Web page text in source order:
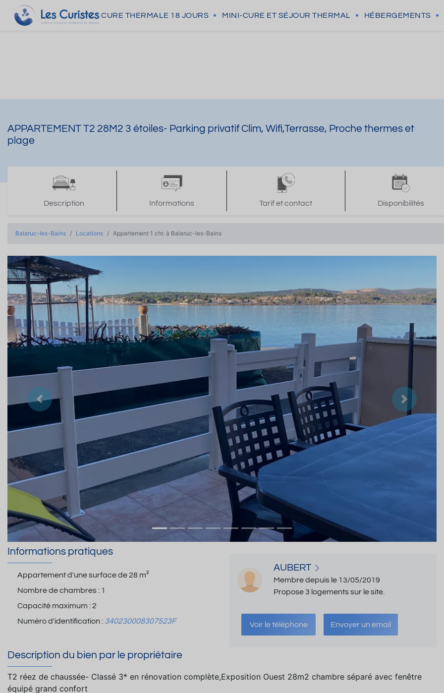
CURE THERMALE 18 JOURS MINI-CURE ET SÉJOUR THERMAL HÉBERGEMENTS
APPARTEMENT T2 28M2 3 étoiles- Parking privatif Clim, Wifi,Terrasse, Proche thermes et
plage
Description Informations Tarif et contact Disponibilités
Balaruc-les-Bains Locations Appartement 1 chr. à Balaruc-les-Bains
Précedent Suivant
Informations pratiques
Appartement d'une surface de28 m²
Nombre de chambres : 1
Capacité maximum :2
Numéro d'identification : 340230008307523F
AUBERT
Membre depuis le 13/05/2019
Propose 3 logements sur le site.
Voir le téléphone Envoyer un email
Description du bien par le propriétaire
T2 réez de chaussée- Classé 3* en rénovation complète,Exposition Ouest 28m2 chambre séparé avec fenêtre
équipé grand confort